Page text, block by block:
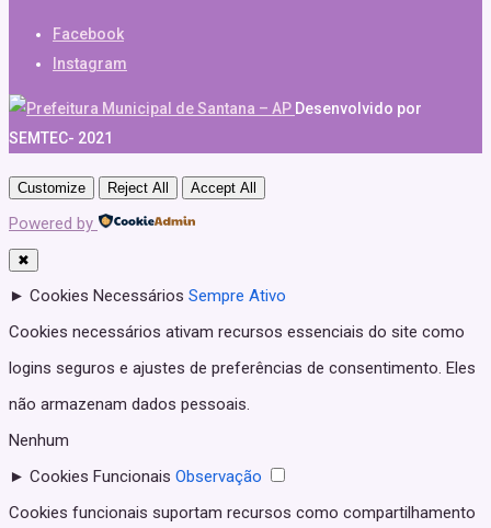
Facebook
Instagram
Desenvolvido por
SEMTEC- 2021
Customize Reject All Accept All
Powered by
✖
► Cookies Necessários Sempre Ativo
Cookies necessários ativam recursos essenciais do site como
logins seguros e ajustes de preferências de consentimento. Eles
não armazenam dados pessoais.
Nenhum
► Cookies Funcionais Observação
Cookies funcionais suportam recursos como compartilhamento